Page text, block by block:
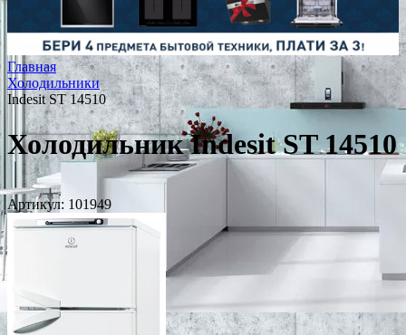
Главная
Холодильники
Indesit ST 14510
Холодильник Indesit ST 14510
Артикул: 101949